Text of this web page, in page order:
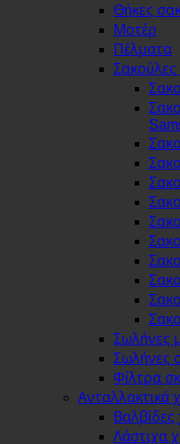
Θήκες
Μοτέρ
Πέλματα
Σωλήνες
Σωλήνες
Φίλτρα
Ανταλλακτικά
Βαλβίδες
Λάστιχα